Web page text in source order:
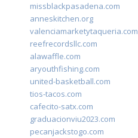
missblackpasadena.com
anneskitchen.org
valenciamarketytaqueria.com
reefrecordsllc.com
alawaffle.com
aryouthfishing.com
united-basketball.com
tios-tacos.com
cafecito-satx.com
graduacionviu2023.com
pecanjackstogo.com